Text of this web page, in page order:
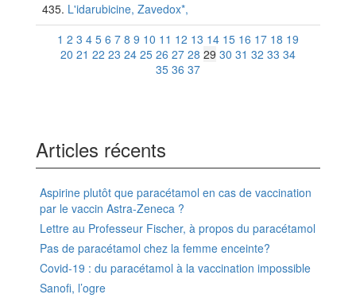
L'idarubicine, Zavedox*,
1 2 3 4 5 6 7 8 9 10 11 12 13 14 15 16 17 18 19
20 21 22 23 24 25 26 27 28 29 30 31 32 33 34
35 36 37
Articles récents
Aspirine plutôt que paracétamol en cas de vaccination
par le vaccin Astra-Zeneca ?
Lettre au Professeur Fischer, à propos du paracétamol
Pas de paracétamol chez la femme enceinte?
Covid-19 : du paracétamol à la vaccination impossible
Sanofi, l’ogre